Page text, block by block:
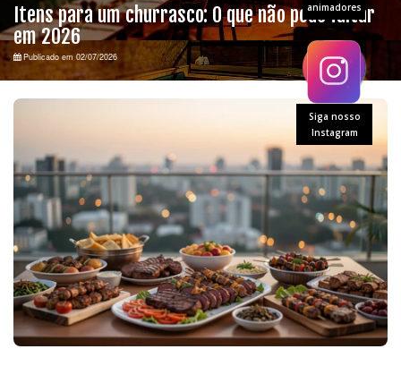
animadores
Siga nosso
Instagram
Itens para um churrasco: O que não pode faltar
em 2026
Publicado em 02/07/2026